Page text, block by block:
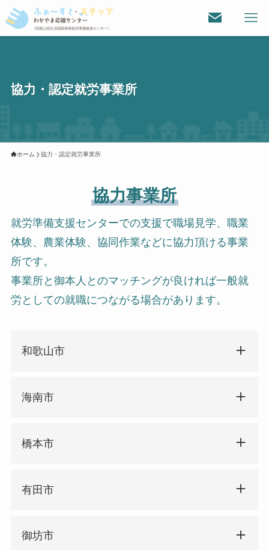
協力・認定就労事業所
ホーム 協力・認定就労事業所
協力事業所
就労準備支援センターでの支援で職場見学、職業
体験、農業体験、協同作業などに協力頂ける事業
所です。
事業所と御本人とのマッチングが良ければ一般就
労としての就職につながる場合があります。
和歌山市
海南市
橋本市
有田市
御坊市